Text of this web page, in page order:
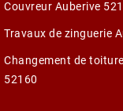
Couvreur Auberive
Travaux de zinguerie
Changement de
52160